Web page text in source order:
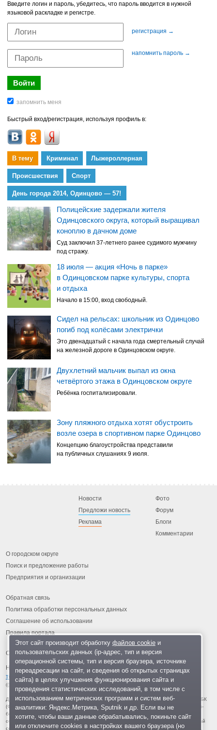
Введите логин и пароль, убедитесь, что пароль вводится в нужной
языковой раскладке и регистре.
регистрация →
напомнить пароль →
Быстрый вход/регистрация, используя профиль в:
В тему Криминал Лыжероллерная
Происшествия Спорт
День города 2014, Одинцово — 57!
Полицейские задержали жителя
Одинцовского округа, который выращивал
коноплю в дачном доме
Суд заключил 37-летнего ранее судимого мужчину
под стражу.
18 июля — акция «Ночь в парке»
в Одинцовском парке культуры, спорта
и отдыха
Начало в 15:00, вход свободный.
Сидел на рельсах: школьник из Одинцово
погиб под колёсами электрички
Это двенадцатый с начала года смертельный случай
на железной дороге в Одинцовском округе.
Двухлетний мальчик выпал из окна
четвёртого этажа в Одинцовском округе
Ребёнка госпитализировали.
Зону пляжного отдыха хотят обустроить
возле озера в спортивном парке Одинцово
Концепцию благоустройства представили
на публичных слушаниях 9 июля.
Новости
Предложи новость
Реклама
Фото
Форум
Блоги
Комментарии
О городском округе
Поиск и предложение работы
Предприятия и организации
Обратная связь
Политика обработки персональных данных
Соглашение об использовании
Правила портала
На информационном ресурсе применяются рекомендательные
технологии
© 2013-2026 «ОИНФО»,
сделано в Одинцово
Для читателей: В России признаны экстремистскими и запрещены организации ФБК
(Фонд борьбы с коррупцией, признан иноагентом), Штабы Навального, «Национал-
большевистская партия», «Свидетели Иеговы», «Армия воли народа», «Русский
общенациональный союз», «Движение против нелегальной иммиграции», «Правый
сектор», УНА-УНСО, УПА, «Тризуб им. Степана Бандеры», «Мизантропик дивижн»,
Этот сайт производит обработку файлов cookieи
пользовательских данных (ip-адрес, тип и версия
операционной системы, тип и версия браузера, источнике
переадресации на сайт, и сведения об открытых страницах
сайта) в целях улучшения функционирования сайта и
проведения статистических исследований, в том числе с
использованием метрических программ и систем веб-
аналитики: Яндекс.Метрика, Sputnik и др. Если вы не
хотите, чтобы ваши данные обрабатывались, покиньте сайт
или отключите cookies в настройках вашего браузера (но